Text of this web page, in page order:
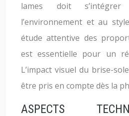
lames doit
l’environnement et au
étude attentive des
est essentielle pour un
L’impact visuel du brise-
être pris en compte dès la
ASPECTS